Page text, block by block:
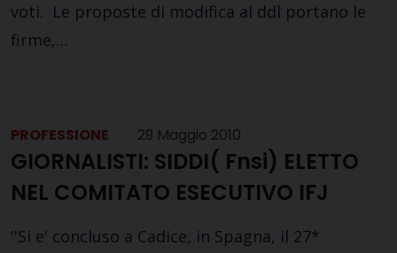
voti. Le proposte di modifica al ddl portano le
firme,…
PROFESSIONE 29 Maggio 2010
GIORNALISTI: SIDDI( Fnsi) ELETTO
NEL COMITATO ESECUTIVO IFJ
''Si e' concluso a Cadice, in Spagna, il 27*